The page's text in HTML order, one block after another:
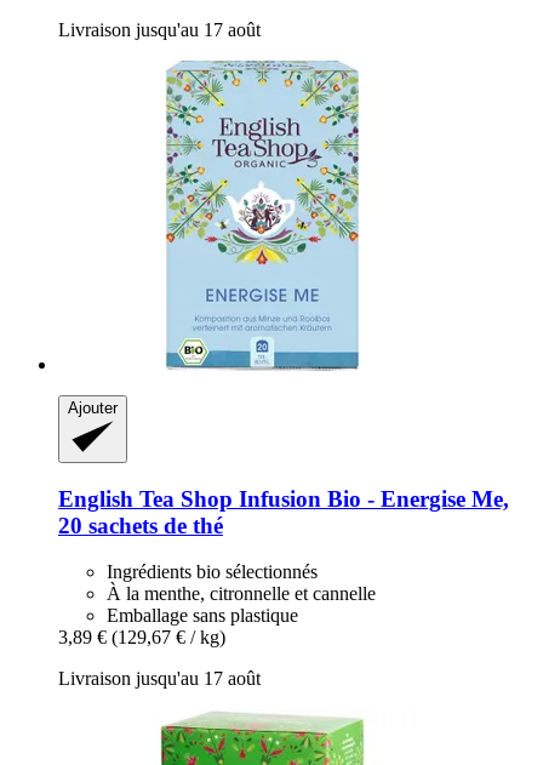
Livraison jusqu'au 17 août
Ajouter
English Tea Shop Infusion Bio -​ Energise Me,
20 sachets de thé
Ingrédients bio sélectionnés
À la menthe, citronnelle et cannelle
Emballage sans plastique
3,89 € (129,67 € / kg)
Livraison jusqu'au 17 août